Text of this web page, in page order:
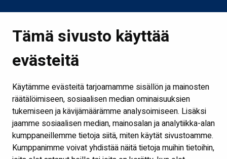
Tämä sivusto käyttää
evästeitä
Käytämme evästeitä tarjoamamme sisällön ja mainosten
räätälöimiseen, sosiaalisen median ominaisuuksien
tukemiseen ja kävijämäärämme analysoimiseen. Lisäksi
jaamme sosiaalisen median, mainosalan ja analytiikka-alan
kumppaneillemme tietoja siitä, miten käytät sivustoamme.
Kumppanimme voivat yhdistää näitä tietoja muihin tietoihin,
Kirjastot ja aukioloajat
Ota yhteyttä
Verkkokirjasto
Kaikki kirjaston some-kanavat
Näytä evästeasetukseni